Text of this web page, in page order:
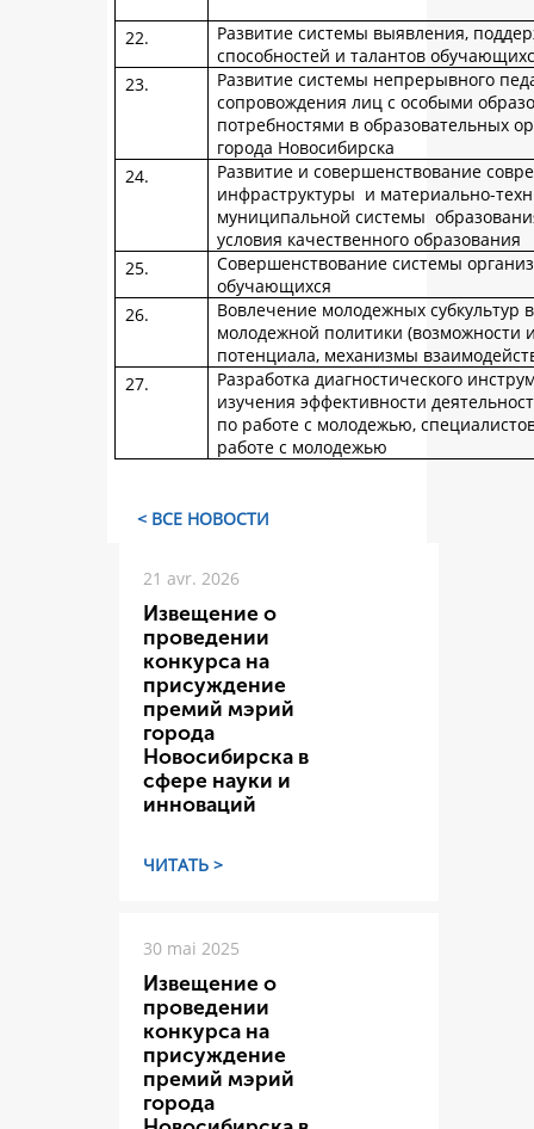
Развитие системы выявления,
способностей и талантов
Развитие системы непрерывного
сопровождения лиц с особыми
потребностями в образовательных
города Новосибирска
Развитие и совершенствование
инфраструктуры и материально-
муниципальной системы
условия качественного образования
Совершенствование системы
обучающихся
Вовлечение молодежных субкультур
молодежной политики (возможности
потенциала, механизмы
Разработка диагностического
изучения эффективности
по работе с молодежью,
работе с молодежью
< ВСЕ НОВОСТИ
21 avr. 2026
Извещение о
проведении
конкурса на
присуждение
премий мэрий
города
Новосибирска в
сфере науки и
инноваций
ЧИТАТЬ >
30 mai 2025
Извещение о
проведении
конкурса на
присуждение
премий мэрий
города